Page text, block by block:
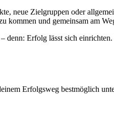
neue Zielgruppen oder
kommen und gemeinsam am
denn: Erfolg lässt sich einrichten.
Erfolgsweg bestmöglich